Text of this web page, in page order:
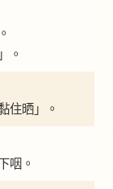
。
住晒」。
咽。